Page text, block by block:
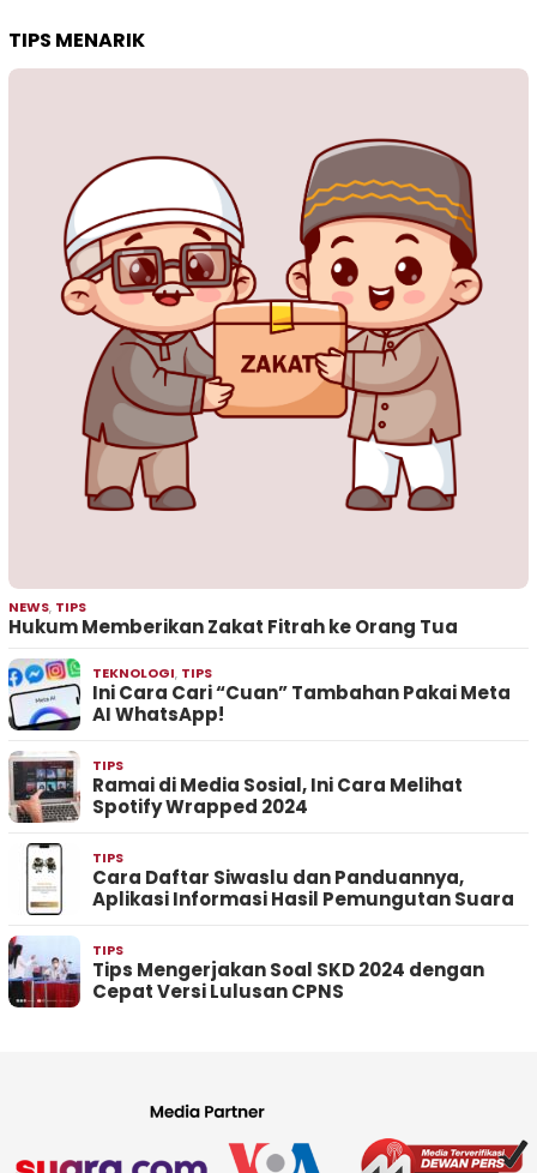
TIPS MENARIK
NEWS, TIPS
Hukum Memberikan Zakat Fitrah ke Orang Tua
TEKNOLOGI, TIPS
Ini Cara Cari “Cuan” Tambahan Pakai Meta
AI WhatsApp!
TIPS
Ramai di Media Sosial, Ini Cara Melihat
Spotify Wrapped 2024
TIPS
Cara Daftar Siwaslu dan Panduannya,
Aplikasi Informasi Hasil Pemungutan Suara
TIPS
Tips Mengerjakan Soal SKD 2024 dengan
Cepat Versi Lulusan CPNS